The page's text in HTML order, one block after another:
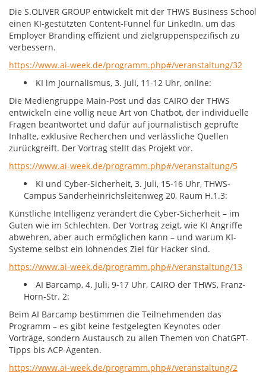
Die S.OLIVER GROUP entwickelt mit der THWS Business School
einen KI-gestützten Content-Funnel für LinkedIn, um das
Employer Branding effizient und zielgruppenspezifisch zu
verbessern.
https://www.ai-week.de/programm.php#/veranstaltung/32
KI im Journalismus, 3. Juli, 11-12 Uhr, online:
Die Mediengruppe Main-Post und das CAIRO der THWS
entwickeln eine völlig neue Art von Chatbot, der individuelle
Fragen beantwortet und dafür auf journalistisch geprüfte
Inhalte, exklusive Recherchen und verlässliche Quellen
zurückgreift. Der Vortrag stellt das Projekt vor.
https://www.ai-week.de/programm.php#/veranstaltung/5
KI und Cyber-Sicherheit, 3. Juli, 15-16 Uhr, THWS-
Campus Sanderheinrichsleitenweg 20, Raum H.1.3:
Künstliche Intelligenz verändert die Cyber-Sicherheit – im
Guten wie im Schlechten. Der Vortrag zeigt, wie KI Angriffe
abwehren, aber auch ermöglichen kann – und warum KI-
Systeme selbst ein lohnendes Ziel für Hacker sind.
https://www.ai-week.de/programm.php#/veranstaltung/13
AI Barcamp, 4. Juli, 9-17 Uhr, CAIRO der THWS, Franz-
Horn-Str. 2:
Beim AI Barcamp bestimmen die Teilnehmenden das
Programm – es gibt keine festgelegten Keynotes oder
Vorträge, sondern Austausch zu allen Themen von ChatGPT-
Tipps bis ACP-Agenten.
https://www.ai-week.de/programm.php#/veranstaltung/2